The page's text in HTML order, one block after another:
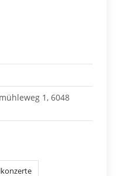
1, 6048